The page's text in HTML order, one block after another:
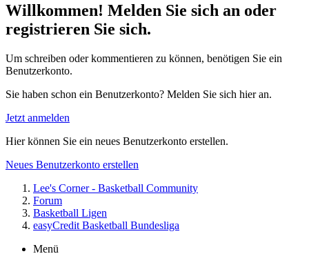
Willkommen! Melden Sie sich an oder
registrieren Sie sich.
Um schreiben oder kommentieren zu können, benötigen Sie ein
Benutzerkonto.
Sie haben schon ein Benutzerkonto? Melden Sie sich hier an.
Jetzt anmelden
Hier können Sie ein neues Benutzerkonto erstellen.
Neues Benutzerkonto erstellen
Lee's Corner - Basketball Community
Forum
Basketball Ligen
easyCredit Basketball Bundesliga
Menü